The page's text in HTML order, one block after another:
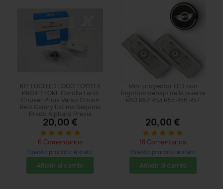
KIT LUCI LED LOGO TOYOTA
PROIETTORE Corolla Land
Cruiser Pruis Verso Crown
Reiz Camry Estima Sequoia
Prado Alphard Previa
20,00 €
star star star star star
6 Comentarios
Questo prodotto è stato
acquistato: 5 times
Añadir al carrito
Mini proyector LED con
logotipo debajo de la puerta
R50 R52 R53 R55 R56 R57
20,00 €
star star star star star
18 Comentarios
Questo prodotto è stato
acquistato: 101 times
Añadir al carrito